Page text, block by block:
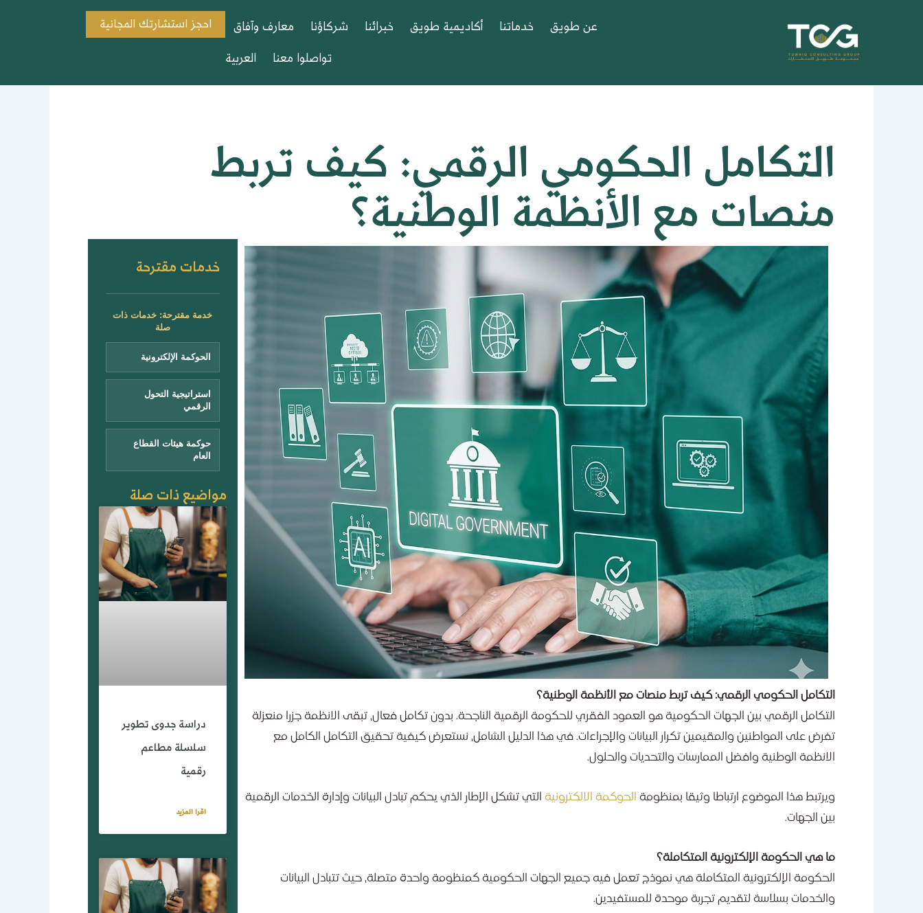
عن طويق خدماتنا أكاديمية طويق خبرائنا شركاؤنا
معارف وآفاق
تواصلوا معنا
العربية
احجز استشارتك المجانية
التكامل الحكومي الرقمي: كيف تربط
منصات مع الأنظمة الوطنية؟
التكامل الحكومي الرقمي: كيف تربط منصات مع الأنظمة الوطنية؟
التكامل الرقمي بين الجهات الحكومية هو العمود الفقري للحكومة الرقمية الناجحة. بدون تكامل فعال، تبقى الانظمة جزرا منعزلة
تفرض على المواطنين والمقيمين تكرار البيانات والإجراءات. في هذا الدليل الشامل، نستعرض كيفية تحقيق التكامل الكامل مع
الانظمة الوطنية وافضل الممارسات والتحديات والحلول.
ويرتبط هذا الموضوع ارتباطا وثيقا بمنظومة الحوكمة الالكترونية التي تشكل الإطار الذي يحكم تبادل البيانات وإدارة الخدمات الرقمية
بين الجهات.
ما هي الحكومة الإلكترونية المتكاملة؟
الحكومة الإلكترونية المتكاملة هي نموذج تعمل فيه جميع الجهات الحكومية كمنظومة واحدة متصلة، حيث تتبادل البيانات
والخدمات بسلاسة لتقديم تجربة موحدة للمستفيدين.
خدمات مقترحة
خدمة مقترحة: خدمات ذات
صلة
الحوكمة الإلكترونية
استراتيجية التحول
الرقمي
حوكمة هيئات القطاع
العام
مواضيع ذات صلة
دراسة جدوى تطوير
سلسلة مطاعم
رقمية
اقرا المزيد